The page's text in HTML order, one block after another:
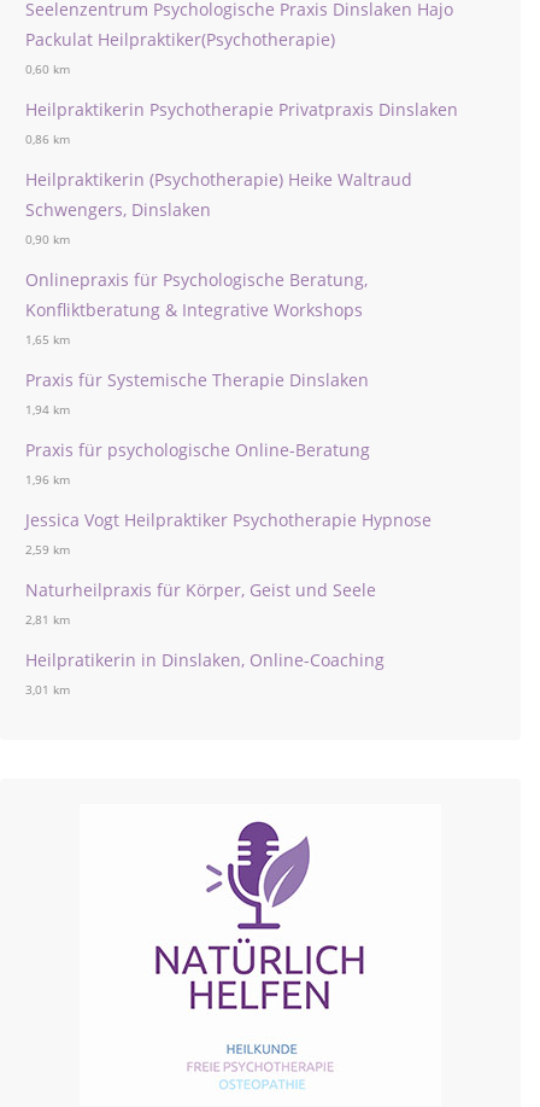
Seelenzentrum Psychologische Praxis Dinslaken Hajo
Packulat Heilpraktiker(Psychotherapie)
0,60 km
Heilpraktikerin Psychotherapie Privatpraxis Dinslaken
0,86 km
Heilpraktikerin (Psychotherapie) Heike Waltraud
Schwengers, Dinslaken
0,90 km
Onlinepraxis für Psychologische Beratung,
Konfliktberatung & Integrative Workshops
1,65 km
Praxis für Systemische Therapie Dinslaken
1,94 km
Praxis für psychologische Online-Beratung
1,96 km
Jessica Vogt Heilpraktiker Psychotherapie Hypnose
2,59 km
Naturheilpraxis für Körper, Geist und Seele
2,81 km
Heilpratikerin in Dinslaken, Online-Coaching
3,01 km